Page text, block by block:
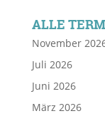
ALLE
November
Juli 2026
Juni 2026
März 2026